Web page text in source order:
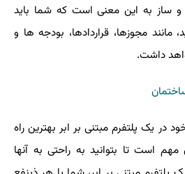
ساز به این معنی است که شما باید
مانند مجوزها، قراردادها، بودجه ها و
داشت.
در یک پلتفرم مبتنی بر ابر بهترین راه
است تا بتوانید به راحتی به آنها